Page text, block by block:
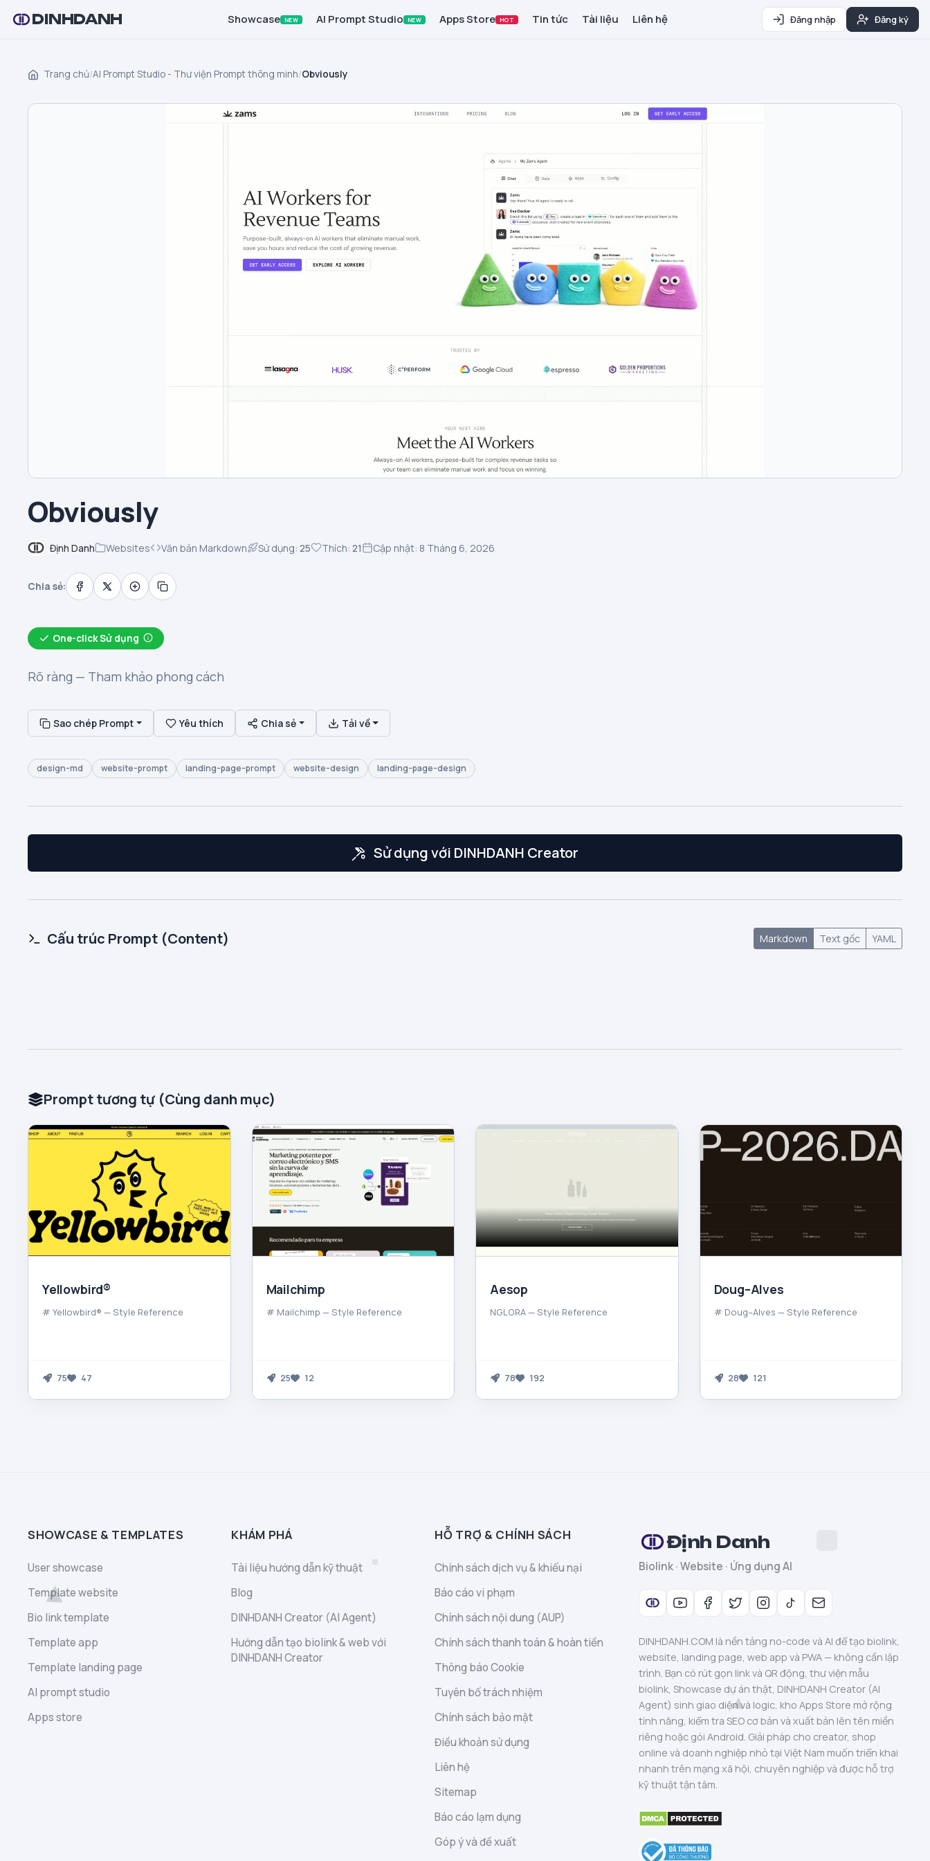
DINHDANH Showcase NEW AI Prompt Studio NEW Apps Store HOT Tin tức Tài liệu Liên hệ Đăng nhập Đăng ký
Trang chủ/AI Prompt Studio - Thư viện Prompt thông minh/Obviously
Obviously
Định Danh Websites Văn bản Markdown Sử dụng: 25 Thích: 21 Cập nhật: 8 Tháng 6, 2026
Chia sẻ:
One-click Sử dụng
Rõ ràng — Tham khảo phong cách
Sao chép Prompt Yêu thích Chia sẻ Tải về
design-md website-prompt landing-page-prompt website-design landing-page-design
Sử dụng với DINHDANH Creator
Cấu trúc Prompt (Content) Markdown Text gốc YAML
Prompt tương tự (Cùng danh mục)
Yellowbird®
# Yellowbird® — Style Reference
75 47
Mailchimp
# Mailchimp — Style Reference
25 12
Aesop
NGLORA — Style Reference
78 192
Doug–Alves
# Doug–Alves — Style Reference
28 121
SHOWCASE & TEMPLATES
User showcase
Template website
Bio link template
Template app
Template landing page
AI prompt studio
Apps store
KHÁM PHÁ
Tài liệu hướng dẫn kỹ thuật
Blog
DINHDANH Creator (AI Agent)
Hướng dẫn tạo biolink & web với
DINHDANH Creator
HỖ TRỢ & CHÍNH SÁCH
Chính sách dịch vụ & khiếu nại
Báo cáo vi phạm
Chính sách nội dung (AUP)
Chính sách thanh toán & hoàn tiền
Thông báo Cookie
Tuyên bố trách nhiệm
Chính sách bảo mật
Điều khoản sử dụng
Liên hệ
Sitemap
Báo cáo lạm dụng
Góp ý và đề xuất
Định Danh
Biolink · Website · Ứng dụng AI
DINHDANH.COM là nền tảng no-code và AI để tạo biolink,
website, landing page, web app và PWA — không cần lập
trình. Bạn có rút gọn link và QR động, thư viện mẫu
biolink, Showcase dự án thật, DINHDANH Creator (AI
Agent) sinh giao diện và logic, kho Apps Store mở rộng
tính năng, kiểm tra SEO cơ bản và xuất bản lên tên miền
riêng hoặc gói Android. Giải pháp cho creator, shop
online và doanh nghiệp nhỏ tại Việt Nam muốn triển khai
nhanh trên mạng xã hội, chuyên nghiệp và được hỗ trợ
kỹ thuật tận tâm.